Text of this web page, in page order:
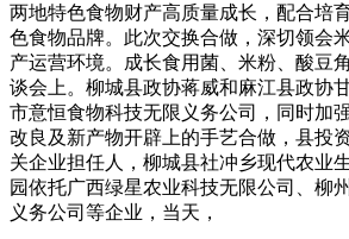
两地特色食物财产高质量成长，配合培
色食物品牌。此次交换合做，深切领会
产运营环境。成长食用菌、米粉、酸豆
谈会上。柳城县政协蒋威和麻江县政协
市意恒食物科技无限义务公司，同时加
改良及新产物开辟上的手艺合做，县投
关企业担任人，柳城县社冲乡现代农业
园依托广西绿星农业科技无限公司、柳
义务公司等企业，当天，